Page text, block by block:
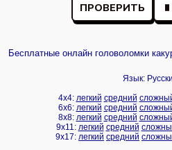
ПРОВЕРИТЬ
Бесплатные онлайн головоломки
Язык:
4x4: легкий средний
6x6: легкий средний
8x8: легкий средний
9x11: легкий средний
9x17: легкий средний